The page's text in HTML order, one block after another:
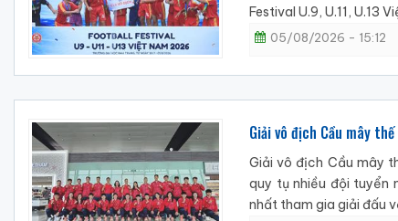
Festival U.9, U.11, U.13
05/08/2026 - 15:12
Giải vô địch Cầu mây
Giải vô địch Cầu mây
quy tụ nhiều đội tuyển
nhất tham gia giải đấu